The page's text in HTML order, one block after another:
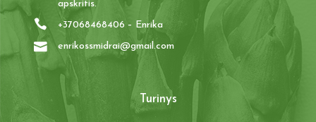
apskritis.
+37068468406 – Enrika
enrikossmidrai@gmail.com
Turinys